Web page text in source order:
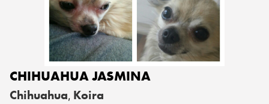
CHIHUAHUA JASMINA
Chihuahua, Koira